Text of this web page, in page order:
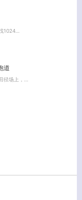
1024…
道
径场上，…